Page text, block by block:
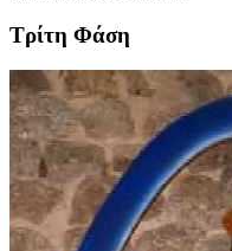
Τρίτη Φάση